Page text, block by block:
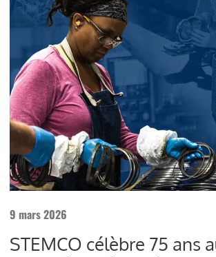
9 mars 2026
STEMCO célèbre 75 ans